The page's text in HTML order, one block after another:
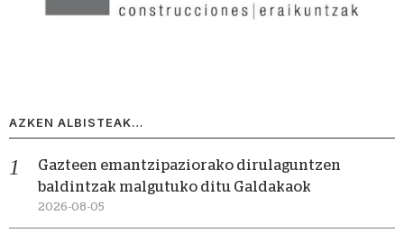
AZKEN ALBISTEAK…
Gazteen emantzipaziorako dirulaguntzen
baldintzak malgutuko ditu Galdakaok
2026-08-05